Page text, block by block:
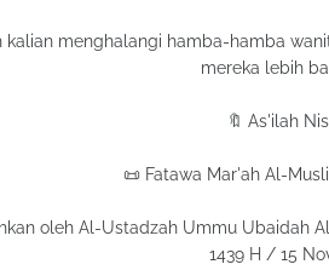
kalian menghalangi hamba-hamba
mereka lebih
🔖 As'ilah
📜 Fatawa Mar'ah Al-
oleh Al-Ustadzah Ummu Ubaidah
1439 H / 15